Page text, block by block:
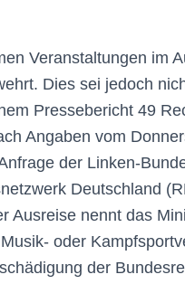
Veranstaltungen im
Dies sei jedoch
Pressebericht 49
Angaben vom
der Linken-
Deutschland
Ausreise nennt das
oder
der